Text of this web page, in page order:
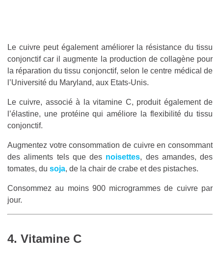
Le cuivre peut également améliorer la résistance du tissu
conjonctif car il augmente la production de collagène pour
la réparation du tissu conjonctif, selon le centre médical de
l’Université du Maryland, aux Etats-Unis.
Le cuivre, associé à la vitamine C, produit également de
l’élastine, une protéine qui améliore la flexibilité du tissu
conjonctif.
Augmentez votre consommation de cuivre en consommant
des aliments tels que des noisettes, des amandes, des
tomates, du soja, de la chair de crabe et des pistaches.
Consommez au moins 900 microgrammes de cuivre par
jour.
4. Vitamine C